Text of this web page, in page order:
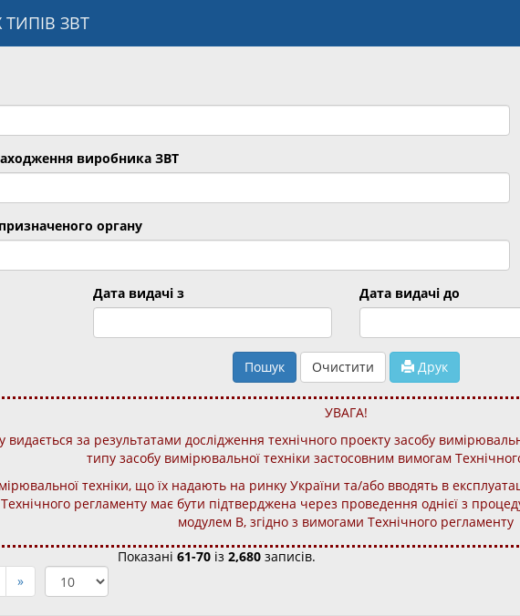
ЗВТ
виробника ЗВТ
органу
Дата видачі з Дата видачі до
Пошук Очистити Друк
УВАГА!
за результатами дослідження технічного проекту засобу
типу засобу вимірювальної техніки застосовним вимогам
техніки, що їх надають на ринку України та/або вводять в
регламенту має бути підтверджена через проведення однієї з
модулем В, згідно з вимогами Технічного регламенту
»
Показані 61-70 із 2,680 записів.